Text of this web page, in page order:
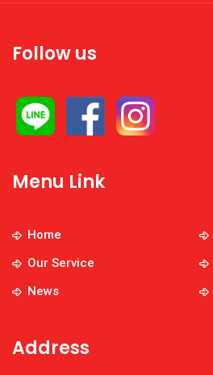
Follow us
Menu Link
Home
Our Service
News
Address